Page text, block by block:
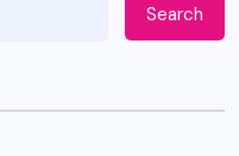
Search